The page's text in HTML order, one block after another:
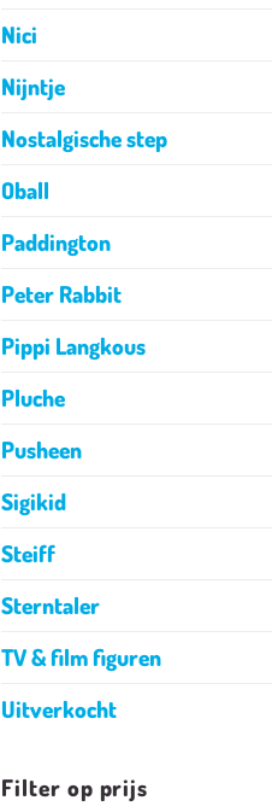
Nici
Nijntje
Nostalgische step
Oball
Paddington
Peter Rabbit
Pippi Langkous
Pluche
Pusheen
Sigikid
Steiff
Sterntaler
TV & film figuren
Uitverkocht
Filter op prijs